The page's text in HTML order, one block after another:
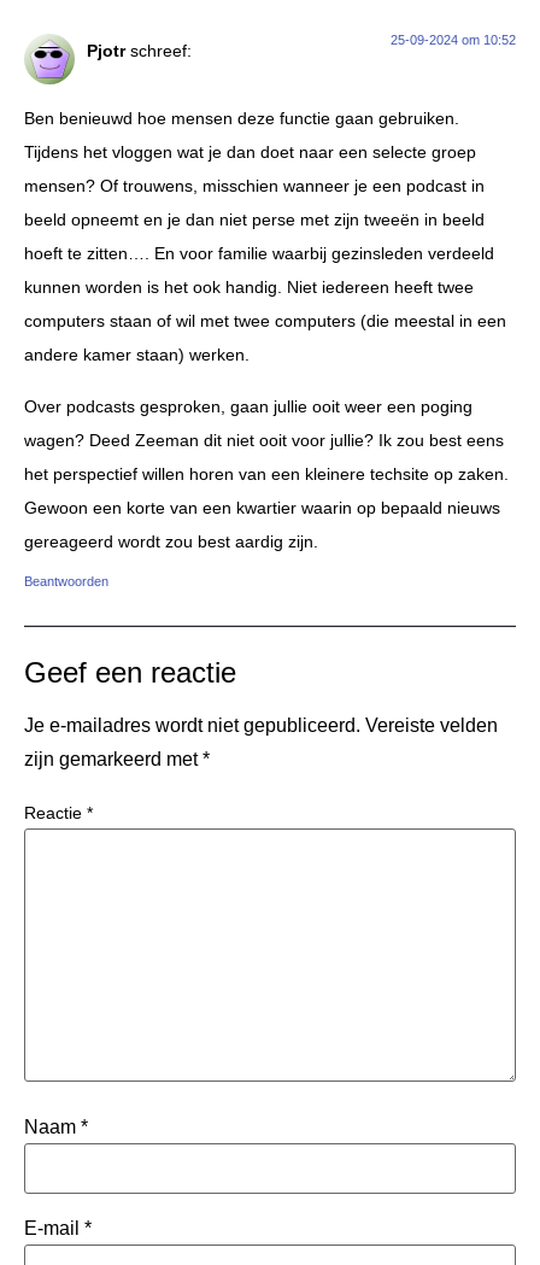
Pjotr schreef:
25-09-2024 om 10:52
Ben benieuwd hoe mensen deze functie gaan gebruiken.
Tijdens het vloggen wat je dan doet naar een selecte groep
mensen? Of trouwens, misschien wanneer je een podcast in
beeld opneemt en je dan niet perse met zijn tweeën in beeld
hoeft te zitten…. En voor familie waarbij gezinsleden verdeeld
kunnen worden is het ook handig. Niet iedereen heeft twee
computers staan of wil met twee computers (die meestal in een
andere kamer staan) werken.
Over podcasts gesproken, gaan jullie ooit weer een poging
wagen? Deed Zeeman dit niet ooit voor jullie? Ik zou best eens
het perspectief willen horen van een kleinere techsite op zaken.
Gewoon een korte van een kwartier waarin op bepaald nieuws
gereageerd wordt zou best aardig zijn.
Beantwoorden
Geef een reactie
Je e-mailadres wordt niet gepubliceerd. Vereiste velden
zijn gemarkeerd met*
Reactie *
Naam *
E-mail *